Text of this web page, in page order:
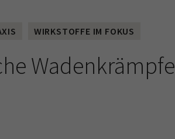
WIRKSTOFFE IM FOKUS
Wadenkrämpfe